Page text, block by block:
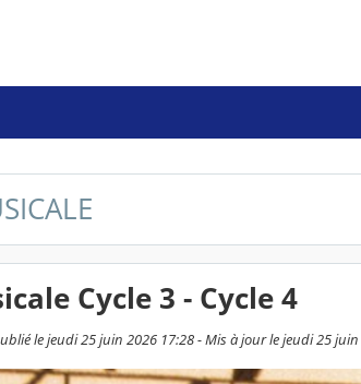
Cycle 3 - Cycle 4
le jeudi 25 juin 2026 17:28 - Mis à jour le jeudi 25